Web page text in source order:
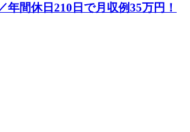
間休日210日で月収例35万円！